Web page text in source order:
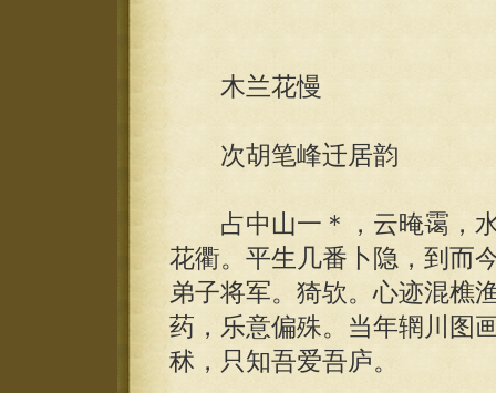
木兰花慢
次胡笔峰迁居韵
占中山一＊，云晻霭，水
花衢。平生几番卜隐，到而
弟子将军。猗欤。心迹混樵
药，乐意偏殊。当年辋川图
秫，只知吾爱吾庐。